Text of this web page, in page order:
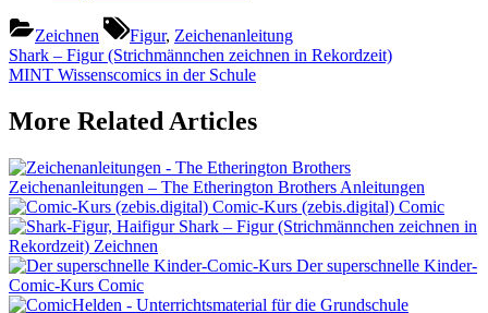
Zeichnen
Tags:
Figur, Zeichenanleitung
Beitragsnavigation
Previous
Post:
Shark – Figur (Strichmännchen zeichnen in Rekordzeit)
Next
MINT Wissenscomics in der Schule
More Related Articles
Zeichenanleitungen – The Etherington Brothers Anleitungen
Comic-Kurs (zebis.digital) Comic
Shark – Figur (Strichmännchen zeichnen in
Rekordzeit) Zeichnen
Der superschnelle Kinder-
Comic-Kurs Comic